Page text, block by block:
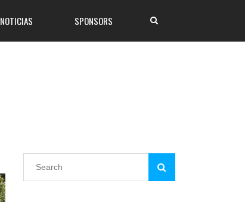
NOTICIAS SPONSORS